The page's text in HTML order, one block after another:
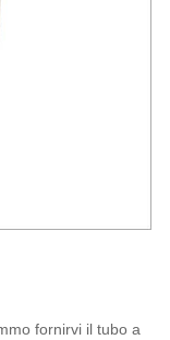
fornirvi il tubo a